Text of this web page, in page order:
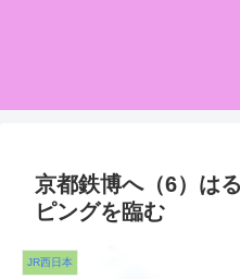
京都鉄博へ（6）は
ピングを臨む
JR西日本